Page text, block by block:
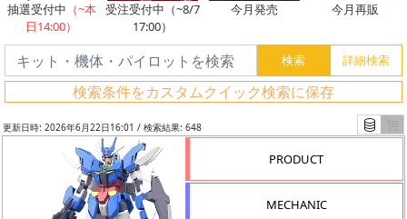
抽選受付中 （~本
日14:00）
受注受付中（~8/7
17:00）
今月発売 今月再販
検索条件をカスタムクイック検索に保存
更新日時: 2026年6月22日16:01 / 検索結果: 648
PRODUCT
MECHANIC